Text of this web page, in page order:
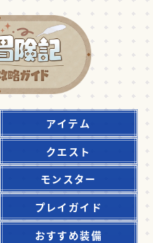
アイテム
クエスト
モンスター
プレイガイド
おすすめ装備